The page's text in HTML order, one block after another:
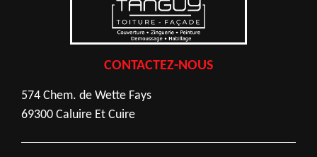
CONTACTEZ-NOUS
574 Chem. de Wette Fays
69300 Caluire Et Cuire